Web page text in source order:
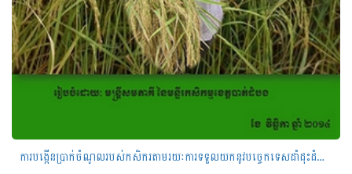
ការបង្កើនប្រាក់ចំណូលរបស់កសិករតាមរយៈការទទួលយកនូវបច្ចេកទេសដាំដុះដំណាំស្រូវ